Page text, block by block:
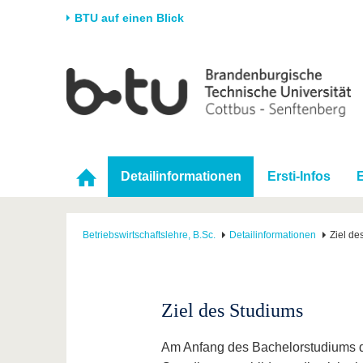
BTU auf einen Blick
Universität
Karriere & Engagement
Partnerschaften &
Strukturwandel
Forschung
Förderung
Wissenschaftlicher
Nachwuchs
Im
Detailinformationen Ersti-Infos
Betriebswirtschaftslehre, B.Sc. Detailinformationen Ziel
Ziel des Studiums
Am Anfang des Bachelorstudiums